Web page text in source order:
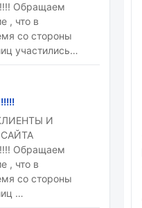
Обращаем
, что в
со стороны
участились…
И
Обращаем
, что в
со стороны
…